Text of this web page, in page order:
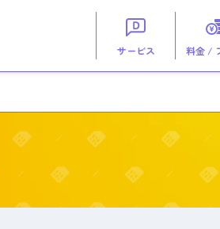
サービス 料金 /